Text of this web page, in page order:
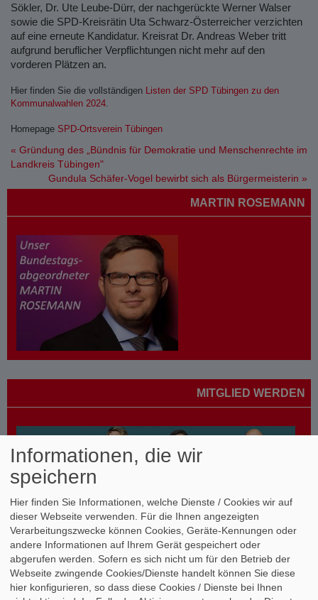
Sökler, Dr. Ute Leube-Dürr, der nachgerückte Werner Walser
sowie die SPD-Kreisrätin Uta Schwarz-Österreicher verzichten
auf eine erneute Kandidatur. Kreisrat Dr. Andreas Weber tritt
aufgrund beruflicher Verpflichtungen nicht mehr auf den
vorderen Plätzen an.
Hier finden Sie die vollständigen Listen der SPD Tübingen zu den
Kommunalwahlen 2024
Homepage SPD-Ortsverein Tübingen
« Gründung des „Bündnis für Demokratie und Menschenrechte im
Landkreis Tübingen"
Gundula Schäfer-Vogel bewirbt sich als Bürgermeisterin »
MARTIN ROSEMANN
MITGLIED WERDEN
WEITERE INFORMATIONEN
SPD Kreis Tübingen
Informationen, die wir
speichern
Hier finden Sie Informationen, welche Dienste / Cookies wir auf
dieser Webseite verwenden. Für die Ihnen angezeigten
Verarbeitungszwecke können Cookies, Geräte-Kennungen oder
andere Informationen auf Ihrem Gerät gespeichert oder
abgerufen werden. Sofern es sich nicht um für den Betrieb der
Webseite zwingende Cookies/Dienste handelt können Sie diese
hier konfigurieren, so dass diese Cookies / Dienste bei Ihnen